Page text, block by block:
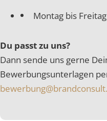
Montag bis Freitag
Du passt zu uns?
Dann sende uns gerne
Bewerbungsunterlagen